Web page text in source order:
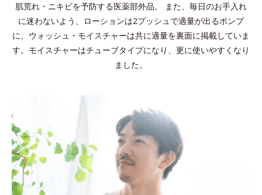
肌荒れ・ニキビを予防する医薬部外品。 また、毎日のお手入れ
に迷わないよう、ローションは2プッシュで適量が出るポンプ
に、ウォッシュ・モイスチャーは共に適量を裏面に掲載していま
す。モイスチャーはチューブタイプになり、更に使いやすくなり
ました。